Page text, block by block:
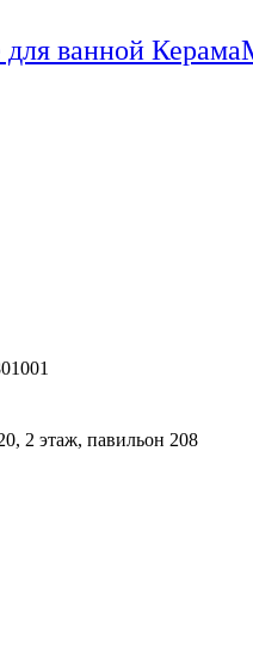
для ванной
2 этаж, павильон 208